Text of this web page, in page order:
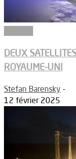
DEUX
ROYAUME-UNI
Stefan Barensky -
12 février 2025